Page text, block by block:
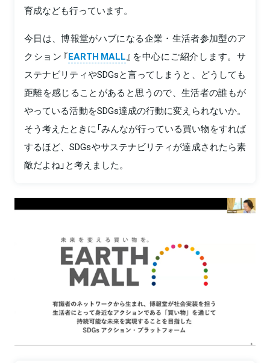
育成なども行っています。
今日は、博報堂がハブになる企業・生活者参加型のア
クション『EARTH MALL』を中心にご紹介します。サ
ステナビリティやSDGsと言ってしまうと、どうしても
距離を感じることがあると思うので、生活者の誰もが
やっている活動をSDGs達成の行動に変えられないか。
そう考えたときに「みんなが行っている買い物をすれば
するほど、SDGsやサステナビリティが達成されたら素
敵だよね」と考えました。